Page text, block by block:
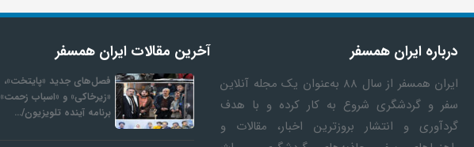
ا
ندرباره ایران همسفر
ایران همسفر
از سال ۸۸ به‎‌عنوان یک مجله آنلاین
سفر و گردشگری شروع به کار کرده و با هدف
گردآوری و انتشار بروزترین اخبار، مقالات و
آخرین مقالات ایران همسفر
فصل‌های جدید «پایتخت»،
«زیرخاکی» و «اسباب زحمت»
برنامه آینده تلویزیون/…